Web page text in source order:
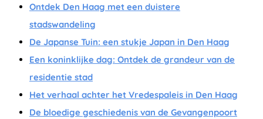
Ontdek Den Haag met een duistere
stadswandeling
De Japanse Tuin: een stukje Japan in Den Haag
Een koninklijke dag: Ontdek de grandeur van de
residentie stad
Het verhaal achter het Vredespaleis in Den Haag
De bloedige geschiedenis van de Gevangenpoort